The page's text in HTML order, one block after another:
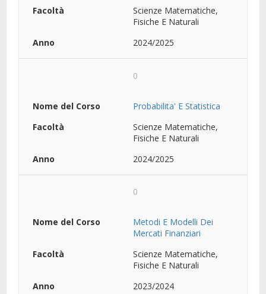
Scienze Matematiche,
Fisiche E Naturali
2024/2025
0
Probabilita' E Statistica
Scienze Matematiche,
Fisiche E Naturali
2024/2025
0
Metodi E Modelli Dei
Mercati Finanziari
Scienze Matematiche,
Fisiche E Naturali
2023/2024